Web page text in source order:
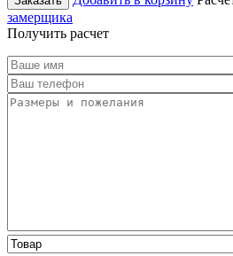
замерщика
Получить расчет